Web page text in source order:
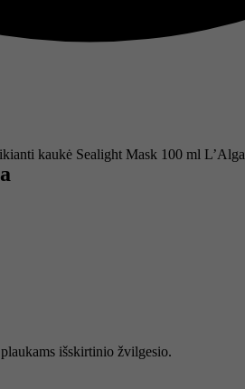
kaukė Sealight Mask 100 ml L’Alga
išskirtinio žvilgesio.